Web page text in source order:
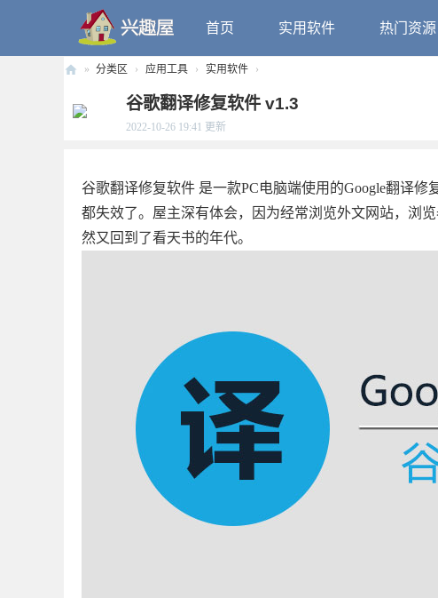
首页 实用软件 热门资源
趣
» 分类区 › 应用工具 › 实用软件 ›
谷歌翻译修复软件 v1.3
2022-10-26 19:41 更新
谷歌翻译修复软件 是一款PC电脑端使用的Google翻译
都失效了。屋主深有体会，因为经常浏览外文网站，浏
然又回到了看天书的年代。